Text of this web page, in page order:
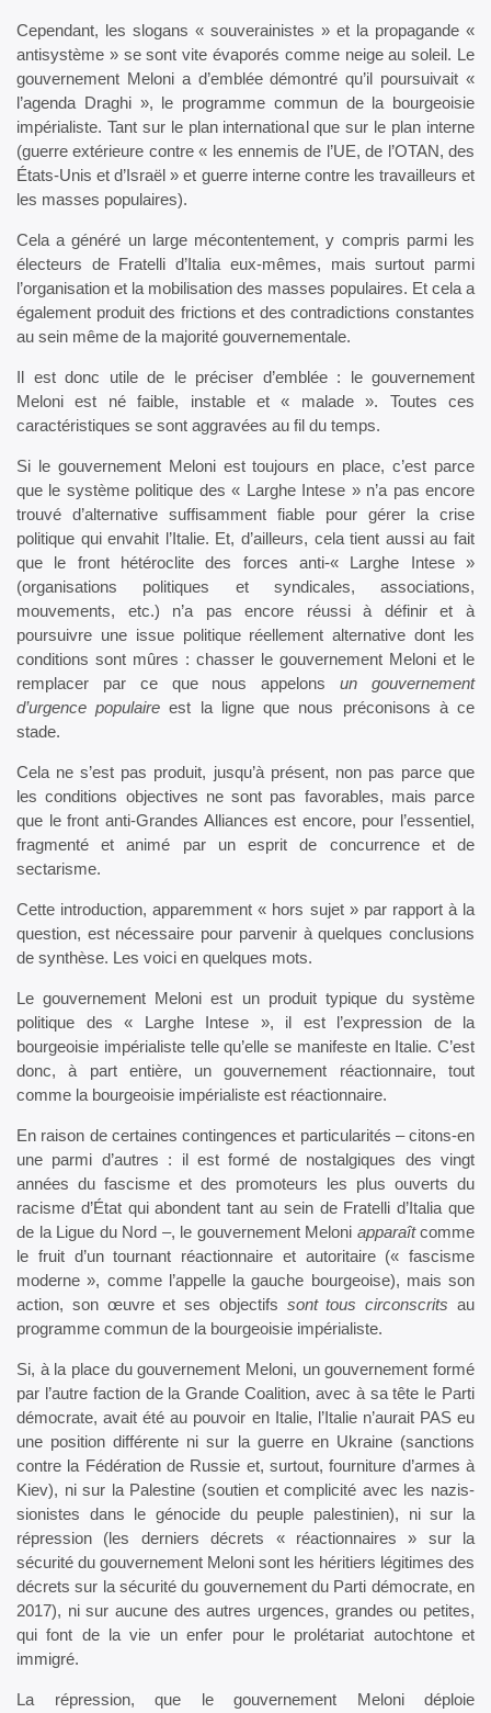
Cependant, les slogans « souverainistes » et la propagande «
antisystème » se sont vite évaporés comme neige au soleil. Le
gouvernement Meloni a d’emblée démontré qu’il poursuivait «
l’agenda Draghi », le programme commun de la bourgeoisie
impérialiste. Tant sur le plan international que sur le plan interne
(guerre extérieure contre « les ennemis de l’UE, de l’OTAN, des
États-Unis et d’Israël » et guerre interne contre les travailleurs et
les masses populaires).
Cela a généré un large mécontentement, y compris parmi les
électeurs de Fratelli d’Italia eux-mêmes, mais surtout parmi
l’organisation et la mobilisation des masses populaires. Et cela a
également produit des frictions et des contradictions constantes
au sein même de la majorité gouvernementale.
Il est donc utile de le préciser d’emblée : le gouvernement
Meloni est né faible, instable et « malade ». Toutes ces
caractéristiques se sont aggravées au fil du temps.
Si le gouvernement Meloni est toujours en place, c’est parce
que le système politique des « Larghe Intese » n’a pas encore
trouvé d’alternative suffisamment fiable pour gérer la crise
politique qui envahit l’Italie. Et, d’ailleurs, cela tient aussi au fait
que le front hétéroclite des forces anti-« Larghe Intese »
(organisations politiques et syndicales, associations,
mouvements, etc.) n’a pas encore réussi à définir et à
poursuivre une issue politique réellement alternative dont les
conditions sont mûres : chasser le gouvernement Meloni et le
remplacer par ce que nous appelonsun gouvernement
d’urgence populaireest la ligne que nous préconisons à ce
stade.
Cela ne s’est pas produit, jusqu’à présent, non pas parce que
les conditions objectives ne sont pas favorables, mais parce
que le front anti-Grandes Alliances est encore, pour l’essentiel,
fragmenté et animé par un esprit de concurrence et de
sectarisme.
Cette introduction, apparemment « hors sujet » par rapport à la
question, est nécessaire pour parvenir à quelques conclusions
de synthèse. Les voici en quelques mots.
Le gouvernement Meloni est un produit typique du système
politique des « Larghe Intese », il est l’expression de la
bourgeoisie impérialiste telle qu’elle se manifeste en Italie. C’est
donc, à part entière, un gouvernement réactionnaire, tout
comme la bourgeoisie impérialiste est réactionnaire.
En raison de certaines contingences et particularités – citons-en
une parmi d’autres : il est formé de nostalgiques des vingt
années du fascisme et des promoteurs les plus ouverts du
racisme d’État qui abondent tant au sein de Fratelli d’Italia que
de la Ligue du Nord –, le gouvernement Meloni apparaîtcomme
le fruit d’un tournant réactionnaire et autoritaire (« fascisme
moderne », comme l’appelle la gauche bourgeoise), mais son
action, son œuvre et ses objectifs sont tous circonscrits au
programme commun de la bourgeoisie impérialiste.
Si, à la place du gouvernement Meloni, un gouvernement formé
par l’autre faction de la Grande Coalition, avec à sa tête le Parti
démocrate, avait été au pouvoir en Italie, l’Italie n’aurait PAS eu
une position différente ni sur la guerre en Ukraine (sanctions
contre la Fédération de Russie et, surtout, fourniture d’armes à
Kiev), ni sur la Palestine (soutien et complicité avec les nazis-
sionistes dans le génocide du peuple palestinien), ni sur la
répression (les derniers décrets « réactionnaires » sur la
sécurité du gouvernement Meloni sont les héritiers légitimes des
décrets sur la sécurité du gouvernement du Parti démocrate, en
2017), ni sur aucune des autres urgences, grandes ou petites,
qui font de la vie un enfer pour le prolétariat autochtone et
immigré.
La répression, que le gouvernement Meloni déploie